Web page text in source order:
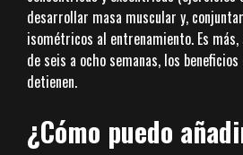
desarrollar masa muscular y,
isométricos al entrenamiento. Es
de seis a ocho semanas, los
detienen.
¿Cómo puedo